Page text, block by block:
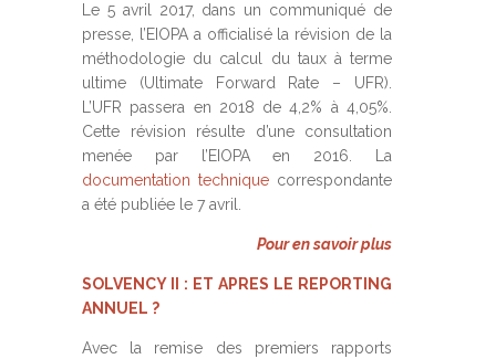
Le 5 avril 2017, dans un communiqué de
presse, l’EIOPA a officialisé la révision de la
méthodologie du calcul du taux à terme
ultime (Ultimate Forward Rate – UFR).
L’UFR passera en 2018 de 4,2% à 4,05%.
Cette révision résulte d’une consultation
menée par l’EIOPA en 2016. La
documentation technique correspondante
a été publiée le 7 avril.
Pour en savoir plus
SOLVENCY II : ET APRES LE REPORTING
ANNUEL ?
Avec la remise des premiers rapports